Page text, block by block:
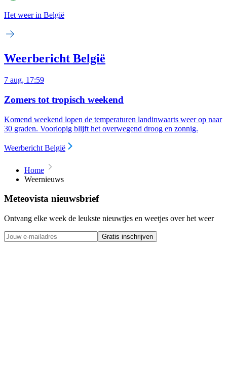
Het weer in België
Weerbericht België
7 aug, 17:59
Zomers tot tropisch weekend
Komend weekend lopen de temperaturen landinwaarts weer op naar
30 graden. Voorlopig blijft het overwegend droog en zonnig.
Weerbericht België
Home
Weernieuws
Meteovista nieuwsbrief
Ontvang elke week de leukste nieuwtjes en weetjes over het weer
Gratis inschrijven